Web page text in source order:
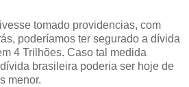
tomado providencias, com
poderíamos ter segurado a dívida
4 Trilhões. Caso tal medida
brasileira poderia ser hoje de
menor.